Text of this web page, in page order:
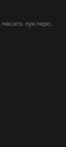
лук перо,